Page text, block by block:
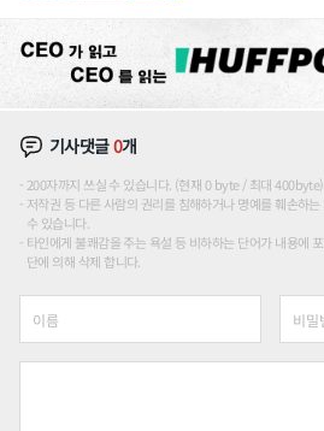
기사댓글0개
200자까지 쓰실 수 있습니다. (현재 0 byte / 최대 400byte)
저작권 등 다른 사람의 권리를 침해하거나 명예를 훼손하
수 있습니다.
타인에게 불쾌감을 주는 욕설 등 비하하는 단어가 내용에
단에 의해 삭제 합니다.